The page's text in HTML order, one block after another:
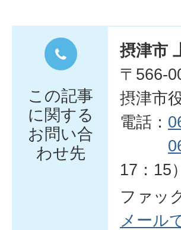
この記事
に関する
お問い合
わせ先
摂津市
〒566-
摂津市
電話：
17：15）
ファッ
メール